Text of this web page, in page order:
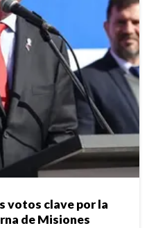
votos clave por la
de Misiones